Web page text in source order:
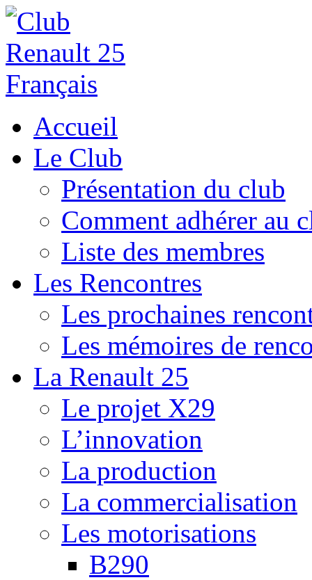
Accueil
Le Club
Présentation du club
Comment adhérer au
Liste des membres
Les Rencontres
Les prochaines
Les mémoires de
La Renault 25
Le projet X29
L’innovation
La production
La commercialisation
Les motorisations
B290